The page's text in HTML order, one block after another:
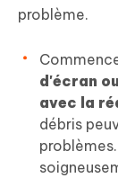
problème.
d'écran
avec la
débris